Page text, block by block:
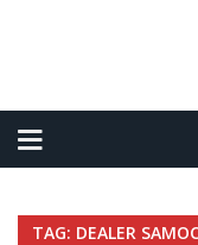
TAG: DEALER